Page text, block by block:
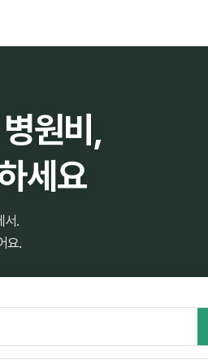
원비,
세요
서.
요.